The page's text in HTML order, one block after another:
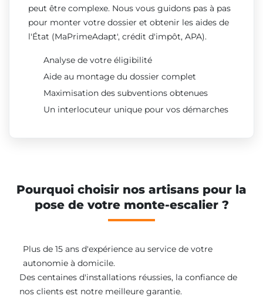
peut être complexe. Nous vous guidons pas à pas
pour monter votre dossier et obtenir les aides de
l'État (MaPrimeAdapt', crédit d'impôt, APA).
Analyse de votre éligibilité
Aide au montage du dossier complet
Maximisation des subventions obtenues
Un interlocuteur unique pour vos démarches
Pourquoi choisir nos artisans pour la
pose de votre monte-escalier ?
Plus de 15 ans d'expérience au service de votre
autonomie à domicile.
Des centaines d'installations réussies, la confiance de
nos clients est notre meilleure garantie.